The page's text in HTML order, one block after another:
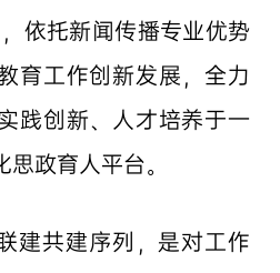
依托新闻传播专业优势
育工作创新发展，全力
践创新、人才培养于一
政育人平台。
建共建序列，是对工作